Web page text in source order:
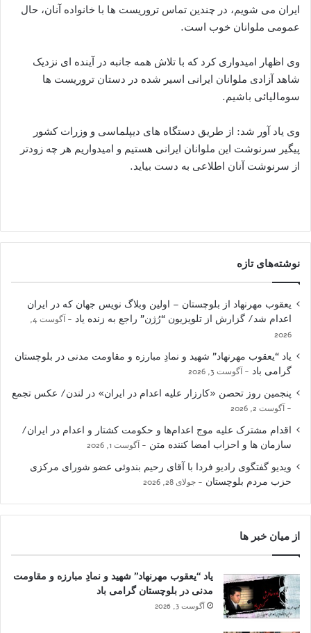
ایران می شویم، در چندین تماس تروریست ها با خانواده آنان، حال
عمومی ملوانان خوب است.
وی اظهار امیدواری کرد که با تلاش همه جانبه در آینده ای نزدیک
شاهد آزادی ملوانان ایرانی اسیر شده در دستان تروریست ها
سومالیائی باشیم.
وی یاد آور شد: از طریق دستگاه های دیپلماسی و وزرات کشور
پیگیر سرنوشت این ملوانان ایرانی هستیم و امیدواریم هر چه زودتر
از سرنوشت آنان اطلاعی به دست بیاید.
نوشته‌های تازه
یعقوب مهرنهاد از بلوچستان – اولین وبلاگ نویس جهان که در ایران
اعدام شد/ گزارش از تلویزیون “رُژن” راجع به زنده یاد
آگوست 4,
2026
یاد “یعقوب مهرنهاد” شهید و نمادِ مبارزه و مقاومت مدنی در بلوچستان
گرامی باد
آگوست 3, 2026
پنجمین روز تحصن «کارزار علیه اعدام در ایران» در لندن/ عکس تجمع
آگوست 2, 2026
اقدام مشترک علیه موج اعدام‌ها و حکومت کشتار و اعدام در ایران/
سازمان ها و احزاب امضا کننده متن
آگوست 1, 2026
ویدیو گفتگوی رادیو فردا با آقای رحیم بندوئی عضو شورای مرکزی
حزب مردم بلوچستان
جولای 28, 2026
از میان خبر ها
یاد “یعقوب مهرنهاد” شهید و نمادِ مبارزه و مقاومت
مدنی در بلوچستان گرامی باد
آگوست 3, 2026